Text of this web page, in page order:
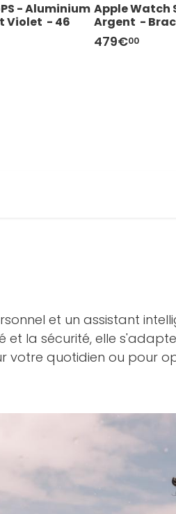
- Aluminium
Violet  - 46
Apple Watch
Argent  -
mm - Taille S/
479€00
et un assistant
et la sécurité, elle
votre quotidien ou pour